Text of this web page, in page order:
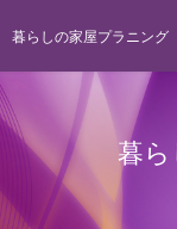
暮らしの家屋プラニング
暮